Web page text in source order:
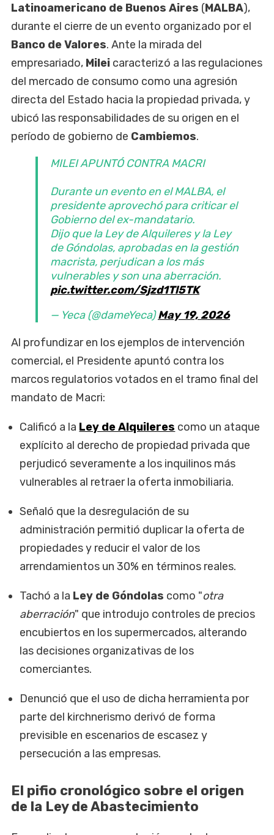
Latinoamericano de Buenos Aires (MALBA),
durante el cierre de un evento organizado por el
Banco de Valores. Ante la mirada del
empresariado, Milei caracterizó a las regulaciones
del mercado de consumo como una agresión
directa del Estado hacia la propiedad privada, y
ubicó las responsabilidades de su origen en el
período de gobierno de Cambiemos.
MILEI APUNTÓ CONTRA MACRI
Durante un evento en el MALBA, el
presidente aprovechó para criticar el
Gobierno del ex-mandatario.
Dijo que la Ley de Alquileres y la Ley
de Góndolas, aprobadas en la gestión
macrista, perjudican a los más
vulnerables y son una aberración.
pic.twitter.com/Sjzd1Tl5TK
— Yeca (@dameYeca)May 19, 2026
Al profundizar en los ejemplos de intervención
comercial, el Presidente apuntó contra los
marcos regulatorios votados en el tramo final del
mandato de Macri:
Calificó a la Ley de Alquileres como un ataque
explícito al derecho de propiedad privada que
perjudicó severamente a los inquilinos más
vulnerables al retraer la oferta inmobiliaria.
Señaló que la desregulación de su
administración permitió duplicar la oferta de
propiedades y reducir el valor de los
arrendamientos un 30% en términos reales.
Tachó a la Ley de Góndolas como "otra
aberración" que introdujo controles de precios
encubiertos en los supermercados, alterando
las decisiones organizativas de los
comerciantes.
Denunció que el uso de dicha herramienta por
parte del kirchnerismo derivó de forma
previsible en escenarios de escasez y
persecución a las empresas.
El pifio cronológico sobre el origen
de la Ley de Abastecimiento